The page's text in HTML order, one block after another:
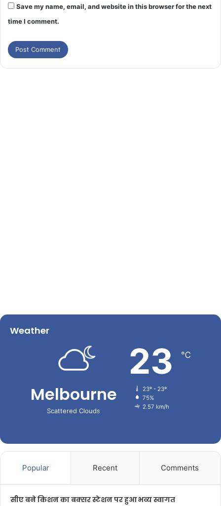
Save my name, email, and website in this browser for the next
time I comment.
Weather
Melbourne
Scattered Clouds
23 ℃
23º - 23º
75%
2.57 km/h
Popular Recent Comments
सीए बने किशन का बक्सर स्टेशन पर हुआ भव्य स्वागत